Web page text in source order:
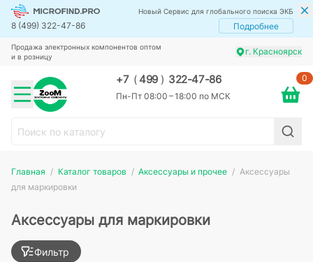
Новый Сервис для глобального поиска ЭКБ
8 (499) 322-47-86 Подробнее
Продажа электронных компонентов оптом
и в розницу
г. Красноярск
+7 (499 ) 322-47-86
Пн-Пт 08:00 – 18:00 по МСК
0
Главная Каталог товаров Аксессуары и прочее
Аксессуары
для маркировки
Аксессуары для маркировки
Фильтр